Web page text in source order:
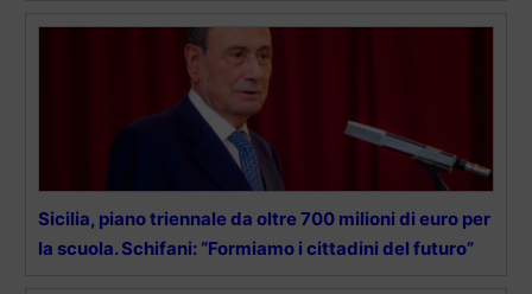
Sicilia, piano triennale da oltre 700 milioni di euro per
la scuola. Schifani: “Formiamo i cittadini del futuro”